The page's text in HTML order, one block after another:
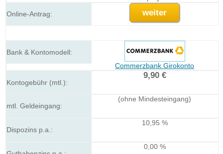
weiter
Commerzbank Girokonto
9,90 €
(ohne Mindesteingang)
10,95 %
0,00 %